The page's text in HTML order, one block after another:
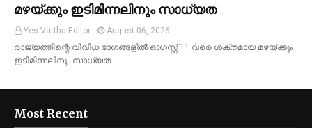
മഴയ്ക്കും ഇടിമിന്നലിനും സാധ്യത
Yes Vartha Editor
August 06, 2026
രാജ്യത്തിന്റെ വിവിധ ഭാഗങ്ങളില്‍ ഓഗസ്റ്റ് 11 വരെ ശക്തമായ മഴയ്ക്കും
ഇടിമിന്നലിനും സാധ്യത…
Most Recent